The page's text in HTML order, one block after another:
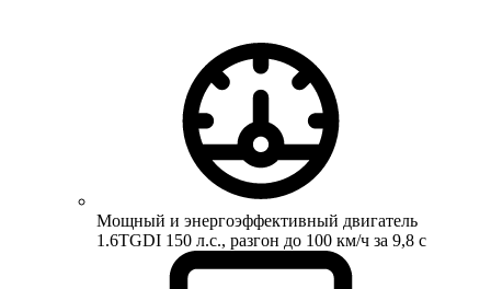
Мощный и энергоэффективный двигатель
1.6TGDI 150 л.с., разгон до 100 км/ч за 9,8 с